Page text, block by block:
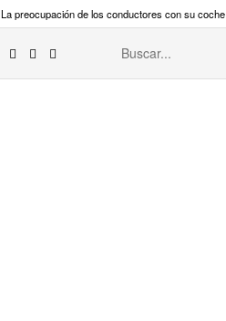
La preocupación de los conductores con su coche